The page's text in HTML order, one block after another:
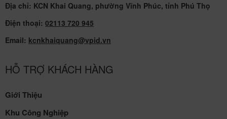
Địa chỉ: KCN Khai Quang, phường Vĩnh Phúc, tỉnh Phú Thọ
Điện thoại: 02113 720 945
Email: kcnkhaiquang@vpid.vn
HỖ TRỢ KHÁCH HÀNG
Giới Thiệu
Khu Công Nghiệp